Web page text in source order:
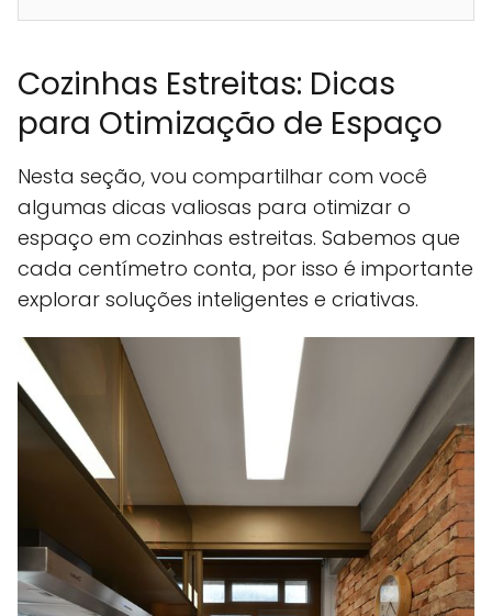
Cozinhas Estreitas: Dicas
para Otimização de Espaço
Nesta seção, vou compartilhar com você
algumas dicas valiosas para otimizar o
espaço em cozinhas estreitas. Sabemos que
cada centímetro conta, por isso é importante
explorar soluções inteligentes e criativas.